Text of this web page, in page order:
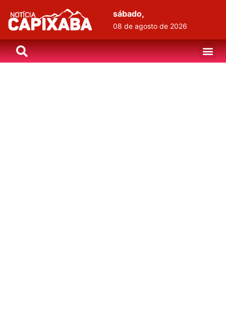
sábado,
08 de agosto de 2026